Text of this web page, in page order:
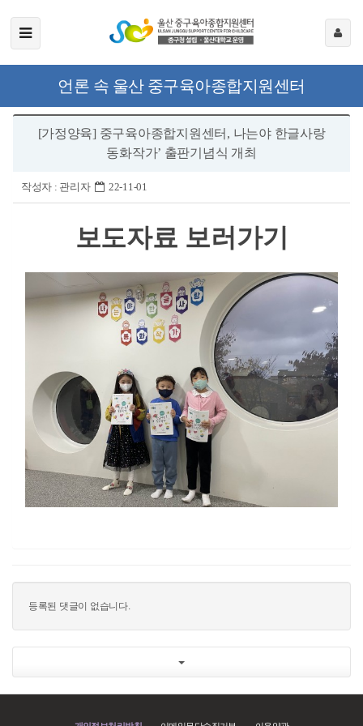
언론 속 울산 중구육아종합지원센터
[가정양육] 중구육아종합지원센터, 나는야 한글사랑
동화작가’ 출판기념식 개최
작성자 : 관리자 22-11-01
보도자료 보러가기
등록된 댓글이 없습니다.